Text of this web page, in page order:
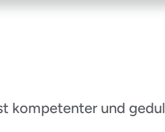
kompetenter und